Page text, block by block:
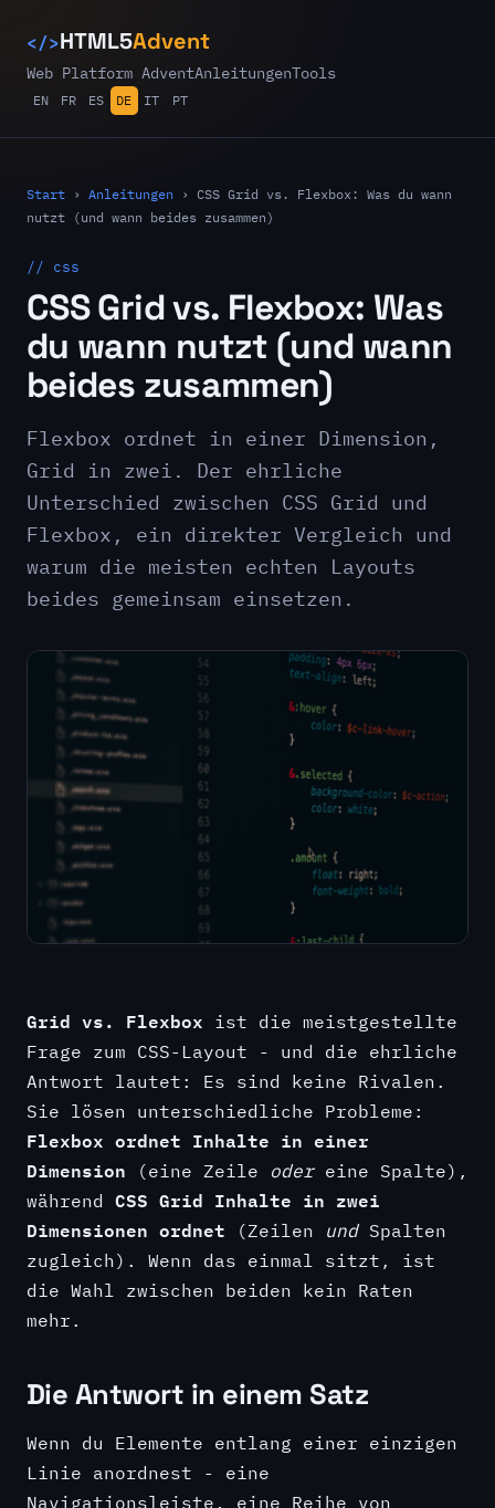
</>HTML5Advent
Web Platform AdventAnleitungenTools
EN FR ES DE IT PT
Start › Anleitungen › CSS Grid vs. Flexbox: Was du wann
nutzt (und wann beides zusammen)
// css
CSS Grid vs. Flexbox: Was
du wann nutzt (und wann
beides zusammen)
Flexbox ordnet in einer Dimension,
Grid in zwei. Der ehrliche
Unterschied zwischen CSS Grid und
Flexbox, ein direkter Vergleich und
warum die meisten echten Layouts
beides gemeinsam einsetzen.
Grid vs. Flexbox ist die meistgestellte
Frage zum CSS-Layout - und die ehrliche
Antwort lautet: Es sind keine Rivalen.
Sie lösen unterschiedliche Probleme:
Flexbox ordnet Inhalte in einer
Dimension (eine Zeile odereine Spalte),
während CSS Grid Inhalte in zwei
Dimensionen ordnet (Zeilen undSpalten
zugleich). Wenn das einmal sitzt, ist
die Wahl zwischen beiden kein Raten
mehr.
Die Antwort in einem Satz
Wenn du Elemente entlang einer einzigen
Linie anordnest - eine
Navigationsleiste, eine Reihe von